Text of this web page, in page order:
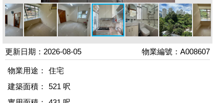
更新日期：2026-08-05 物業編號：A008607
物業用途：
住宅
建築面積：
521 呎